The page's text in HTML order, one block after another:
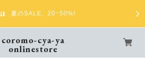
夏のSALE、20~50%!
coromo-cya-ya
onlinestore